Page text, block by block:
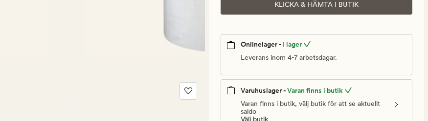
KLICKA & HÄMTA I BUTIK
Onlinelager - I lager
Leverans inom 4-7 arbetsdagar.
Varuhuslager -Varan finns i butik
Varan finns i butik, välj butik för att se aktuellt
saldo
Välj butik